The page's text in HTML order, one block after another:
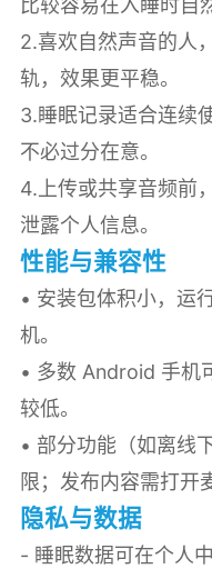
比较容易在入睡时自
2.喜欢自然声音的人
轨，效果更平稳。
3.睡眠记录适合连续
不必过分在意。
4.上传或共享音频前
泄露个人信息。
性能与兼容性
• 安装包体积小，运
机。
• 多数 Android 手机
较低。
• 部分功能（如离线
限；发布内容需打开
隐私与数据
- 睡眠数据可在个人